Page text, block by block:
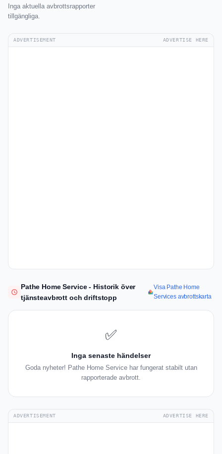
Inga aktuella avbrottsrapporter
tillgängliga.
ADVERTISEMENT ADVERTISE HERE
Pathe Home Service - Historik över
tjänsteavbrott och driftstopp
Visa Pathe Home
Services avbrottskarta
✅
Inga senaste händelser
Goda nyheter! Pathe Home Service har fungerat stabilt utan
rapporterade avbrott.
ADVERTISEMENT ADVERTISE HERE